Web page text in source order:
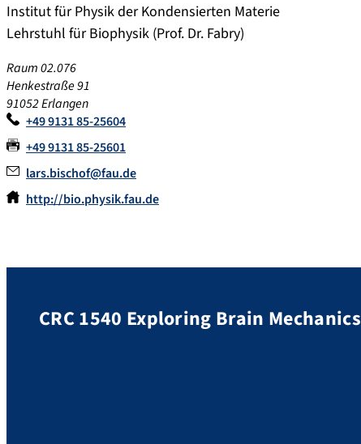
Institut für Physik der Kondensierten Materie
Lehrstuhl für Biophysik (Prof. Dr. Fabry)
Raum 02.076
Henkestraße 91
91052 Erlangen
+49 9131 85-25604
+49 9131 85-25601
lars.bischof@fau.de
http://bio.physik.fau.de
CRC 1540 Exploring Brain Mechanics